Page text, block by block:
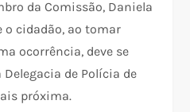
da Comissão, Daniela
o cidadão, ao tomar
ocorrência, deve se
de Polícia de
próxima.